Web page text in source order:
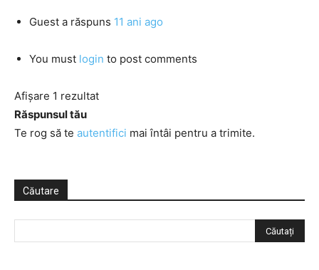
Guest a răspuns 11 ani ago
You must login to post comments
Afișare 1 rezultat
Răspunsul tău
Te rog să te autentifici mai întâi pentru a trimite.
Căutare